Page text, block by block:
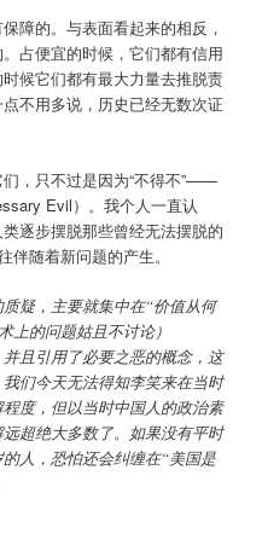
障的。与表面看起来的相反，
占便宜的时候，它们都有信用
候它们都有最大力量去推脱责
不用多说，历史已经无数次证
，只不过是因为“不得不”——
Evil）。我个人一直认
逐步摆脱那些曾经无法摆脱的
随着新问题的产生。
疑，主要就集中在“价值从何
上的问题姑且不讨论）
且引用了必要之恶的概念，这
们今天无法得知李笑来在当时
度，但以当时中国人的政治素
超绝大多数了。如果没有平时
人，恐怕还会纠缠在“美国是